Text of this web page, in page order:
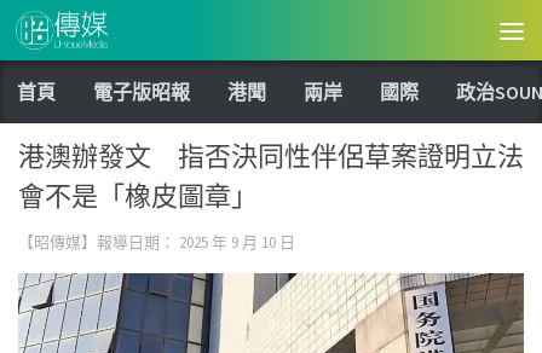
Skip to content
首頁 電子版昭報 港聞 兩岸 國際 政治
港澳辦發文 指否決同性伴侶草案證明立法
會不是「橡皮圖章」
【昭傳媒】報導日期： 2025 年 9 月 10 日